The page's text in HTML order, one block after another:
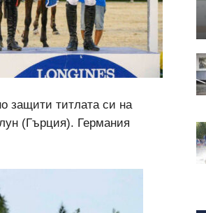
защити титлата си на
(Гърция). Германия